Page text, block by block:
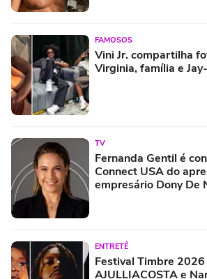
FAMOSOS
Vini Jr. compartilha
Virginia, família e
TV
Fernanda Gentil é
Connect USA do
empresário Dony De
ENTRETÊ
Festival Timbre 2026
AJULLIACOSTA e